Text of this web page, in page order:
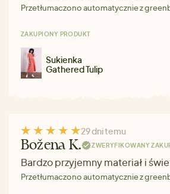
Przetłumaczono automatycznie z
ZAKUPIONY PRODUKT
Sukienka
Gathered Tulip
29 dni temu
Božena K. ZWERYFIKOWANY
Bardzo przyjemny materiał i
Przetłumaczono automatycznie z